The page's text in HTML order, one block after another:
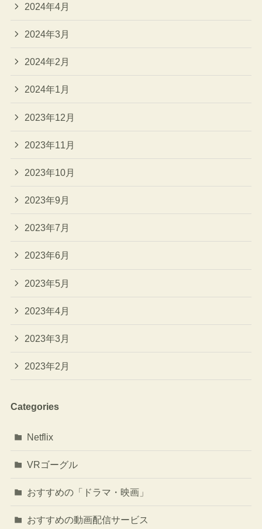
2024年4月
2024年3月
2024年2月
2024年1月
2023年12月
2023年11月
2023年10月
2023年9月
2023年7月
2023年6月
2023年5月
2023年4月
2023年3月
2023年2月
Categories
Netflix
VRゴーグル
おすすめの「ドラマ・映画」
おすすめの動画配信サービス